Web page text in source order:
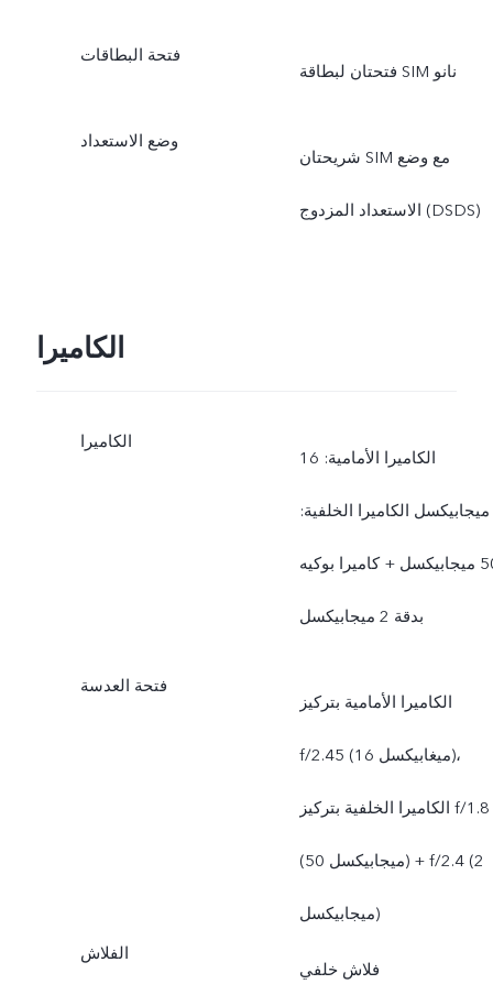
فتحة البطاقات
فتحتان لبطاقة SIM نانو
وضع الاستعداد
شريحتان SIM مع وضع
الاستعداد المزدوج (DSDS)
الكاميرا
الكاميرا
الكاميرا الأمامية: 16
ميجابيكسل الكاميرا الخلفية:
50 ميجابيكسل + كاميرا بوكيه
بدقة 2 ميجابيكسل
فتحة العدسة
الكاميرا الأمامية بتركيز
f/2.45 (16 ميغابيكسل)،
الكاميرا الخلفية بتركيز f/1.8
(50 ميجابيكسل) + f/2.4 (2
ميجابيكسل)
الفلاش
فلاش خلفي